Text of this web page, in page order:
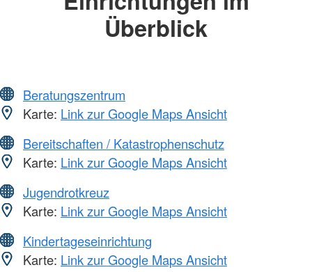
Überblick
Beratungszentrum
Karte: Link zur Google Maps Ansicht
Bereitschaften / Katastrophenschutz
Karte: Link zur Google Maps Ansicht
Jugendrotkreuz
Karte: Link zur Google Maps Ansicht
Kindertageseinrichtung
Karte: Link zur Google Maps Ansicht